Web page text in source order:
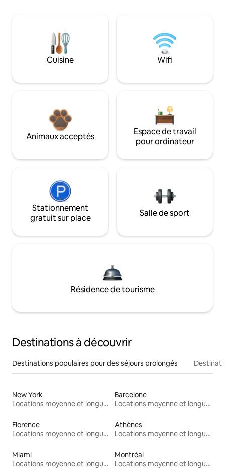
Cuisine Wifi
Animaux acceptés
Espace de travail
pour ordinateur
Stationnement
gratuit sur place
Salle de sport
Résidence de tourisme
Destinations à découvrir
Destinations populaires pour des séjours prolongés
New York
Locations moyenne et longue durée
Barcelone
Locations moyenne et longue durée
Florence
Locations moyenne et longue durée
Athènes
Locations moyenne et longue durée
Miami
Locations moyenne et longue durée
Montréal
Locations moyenne et longue durée